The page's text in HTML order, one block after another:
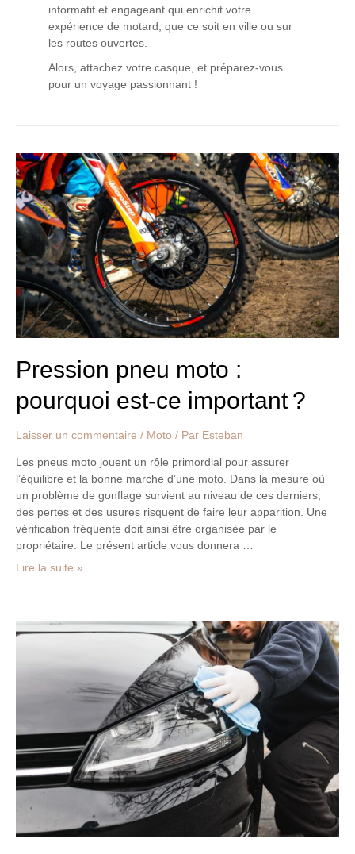
informatif et engageant qui enrichit votre
expérience de motard, que ce soit en ville ou sur
les routes ouvertes.
Alors, attachez votre casque, et préparez-vous
pour un voyage passionnant !
Pression pneu moto :
pourquoi est-ce important ?
Laisser un commentaire / Moto / Par Esteban
Les pneus moto jouent un rôle primordial pour assurer
l’équilibre et la bonne marche d’une moto. Dans la mesure où
un problème de gonflage survient au niveau de ces derniers,
des pertes et des usures risquent de faire leur apparition. Une
vérification fréquente doit ainsi être organisée par le
propriétaire. Le présent article vous donnera …
Pression
pneu
moto :
pourquoi
est-
ce
important ?
Lire la suite »
votre
voiture